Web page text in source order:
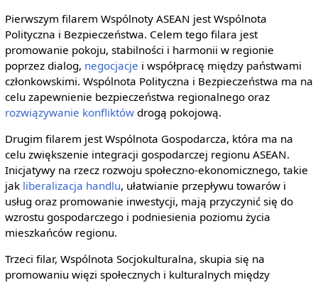
Pierwszym filarem Wspólnoty ASEAN jest Wspólnota
Polityczna i Bezpieczeństwa. Celem tego filara jest
promowanie pokoju, stabilności i harmonii w regionie
poprzez dialog, negocjacje i współpracę między państwami
członkowskimi. Wspólnota Polityczna i Bezpieczeństwa ma na
celu zapewnienie bezpieczeństwa regionalnego oraz
rozwiązywanie konfliktówdrogą pokojową.
Drugim filarem jest Wspólnota Gospodarcza, która ma na
celu zwiększenie integracji gospodarczej regionu ASEAN.
Inicjatywy na rzecz rozwoju społeczno-ekonomicznego, takie
jak liberalizacja handlu, ułatwianie przepływu towarów i
usług oraz promowanie inwestycji, mają przyczynić się do
wzrostu gospodarczego i podniesienia poziomu życia
mieszkańców regionu.
Trzeci filar, Wspólnota Socjokulturalna, skupia się na
promowaniu więzi społecznych i kulturalnych między